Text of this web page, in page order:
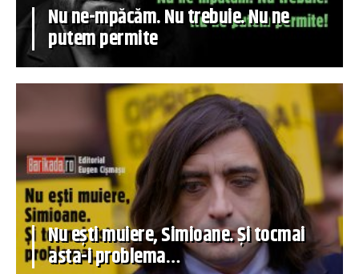
Nu ne-mpăcăm. Nu trebuie. Nu ne
putem permite
Nu ești muiere, Simioane. Și tocmai
asta-i problema…